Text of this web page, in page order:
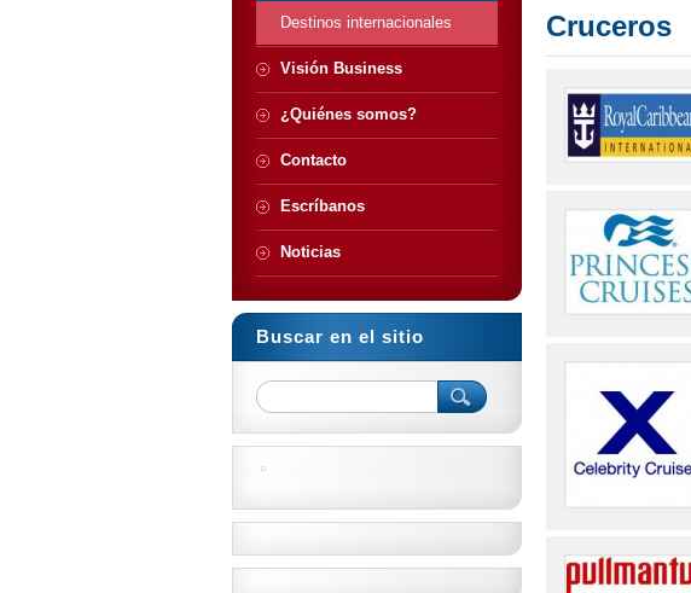
Cruceros
Destinos internacionales
Visión Business
¿Quiénes somos?
Contacto
Escríbanos
Noticias
Buscar en el sitio